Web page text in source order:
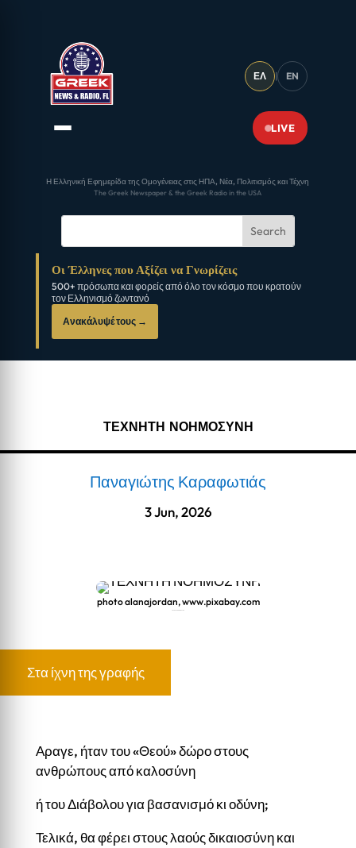
ΕΛ | EN
LIVE
Η Ελληνική Εφημερίδα της Ομογένειας στις ΗΠΑ, Νέα, Πολιτισμός και Τέχνη
The Greek Newspaper & the Greek Radio in the USA
Οι Έλληνες που Αξίζει να Γνωρίζεις
500+ πρόσωπα και φορείς από όλο τον κόσμο που κρατούν
τον Ελληνισμό ζωντανό
Ανακάλυψέ τους →
ΤΕΧΝΗΤΗ ΝΟΗΜΟΣΥΝΗ
Παναγιώτης Καραφωτιάς
3 Jun, 2026
photo alanajordan, www.pixabay.com
Στα ίχνη της γραφής
Αραγε, ήταν του «Θεού» δώρο στους
ανθρώπους από καλοσύνη
ή του Διάβολου για βασανισμό κι οδύνη;
Τελικά, θα φέρει στους λαούς δικαιοσύνη και